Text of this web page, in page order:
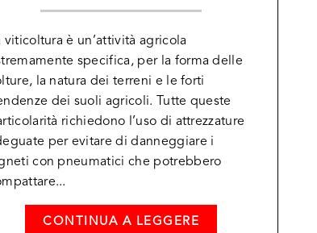
viticoltura è un’attività agricola
specifica, per la forma delle
la natura dei terreni e le forti
dei suoli agricoli. Tutte queste
richiedono l’uso di attrezzature
per evitare di danneggiare i
con pneumatici che potrebbero
CONTINUA A LEGGERE